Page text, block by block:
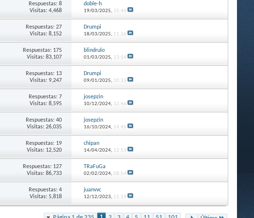
Respuestas: 8
Visitas: 4,468
doble-h
19/03/2025, 15:46
Respuestas: 27
Visitas: 8,152
Drumpi
18/03/2025, 11:26
Respuestas: 175
Visitas: 83,107
blindrulo
01/03/2025, 13:54
Respuestas: 13
Visitas: 9,247
Drumpi
09/01/2025, 10:33
Respuestas: 7
Visitas: 8,595
josepzin
10/12/2024, 12:46
Respuestas: 40
Visitas: 26,035
josepzin
16/10/2024, 14:45
Respuestas: 19
Visitas: 12,520
chipan
14/04/2024, 12:53
Respuestas: 127
Visitas: 86,733
TRaFuGa
02/02/2024, 08:54
Respuestas: 4
Visitas: 5,818
juanvvc
12/12/2023, 11:19